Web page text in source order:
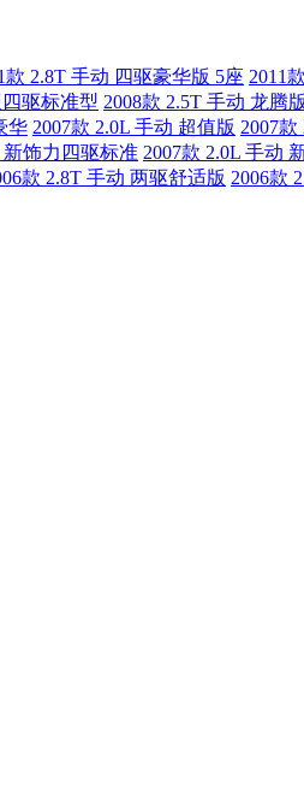
款 2.8T 手动 四驱豪华版 5座 2011
驱标准型 2008款 2.5T 手动 龙腾
华 2007款 2.0L 手动 超值版 2007
新饰力四驱标准 2007款 2.0L 手动
款 2.8T 手动 两驱舒适版 2006款